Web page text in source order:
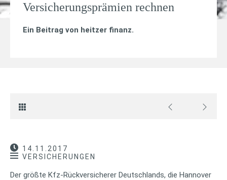
Versicherungsprämien rechnen
Ein Beitrag von heitzer finanz.
14.11.2017
VERSICHERUNGEN
Der größte Kfz-Rückversicherer Deutschlands, die Hannover